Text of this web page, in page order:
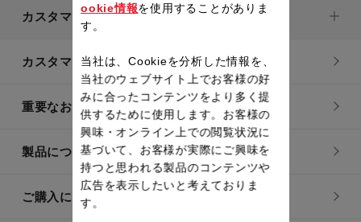
カスタマーサービス
カスタマーサービストップ
重要なお知らせ
製品についてのよくあるご質問
ご購入についてのよくあるご質問
ookie情報を使用することがありま
す。
当社は、Cookieを分析した情報を、
当社のウェブサイト上でお客様の好
みに合ったコンテンツをより多く提
供するために使用します。お客様の
興味・オンライン上での閲覧状況に
基づいて、お客様が実際にご興味を
持つと思われる製品のコンテンツや
広告を表示したいと考えておりま
す。